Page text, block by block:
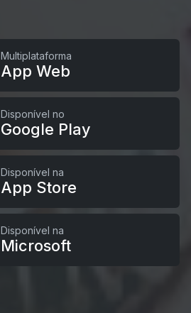
Multiplataforma
App Web
Disponível no
Google Play
Disponível na
App Store
Disponível na
Microsoft